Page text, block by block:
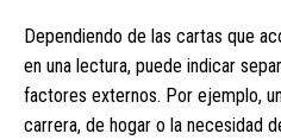
Dependiendo de las cartas que
en una lectura, puede indicar
factores externos. Por ejemplo,
carrera, de hogar o la necesidad